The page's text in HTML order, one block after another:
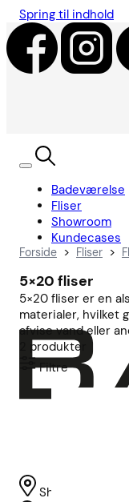
Spring til indhold
Badeværelse
Fliser
Showroom
Kundecases
Showroom
Forside > Fliser >
5×20 fliser
5×20 fliser er en
materialer, hvilket
afvise vand eller
produkter
Filtre